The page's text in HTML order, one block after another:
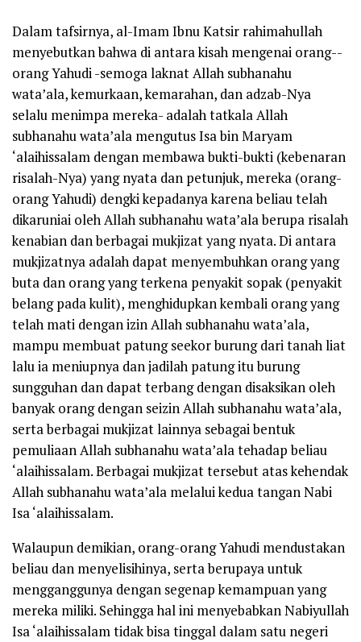
Dalam tafsirnya, al-Imam Ibnu Katsir rahimahullah
menyebutkan bahwa di antara kisah mengenai orang-­
orang Yahudi -semoga laknat Allah subhanahu
wata’ala, kemurkaan, kemarahan, dan adzab-Nya
selalu menimpa mereka- adalah tatkala Allah
subhanahu wata’ala mengutus Isa bin Maryam
‘alaihissalam dengan membawa bukti-­bukti (kebenaran
risalah-Nya) yang nyata dan petunjuk, mereka (orang-
orang Yahudi) dengki kepadanya karena beliau telah
dikaruniai oleh Allah subhanahu wata’alaberupa risalah
kenabian dan berbagai mukjizat yang nyata. Di antara
mukjizatnya adalah dapat menyembuhkan orang yang
buta dan orang yang terkena penyakit sopak (penyakit
belang pada kulit), menghidupkan kembali orang yang
telah mati dengan izin Allah subhanahu wata’ala,
mampu membuat patung seekor burung dari tanah liat
lalu ia meniupnya dan jadilah patung itu burung
sungguhan dan dapat terbang dengan disaksikan oleh
banyak orang dengan seizin Allah subhanahu wata’ala,
serta berbagai mukjizat lainnya sebagai bentuk
pemuliaan Allah subhanahu wata’alatehadap beliau
‘alaihissalam. Berbagai mukjizat tersebut atas kehendak
Allah subhanahu wata’ala melalui kedua tangan Nabi
Isa‘alaihissalam.
Walaupun demikian, orang-orang Yahudi mendustakan
beliau dan menyelisihinya, serta berupaya untuk
mengganggunya dengan segenap kemampuan yang
mereka miliki. Sehingga hal ini menyebabkan Nabiyullah
Isa‘alaihissalamtidak bisa tinggal dalam satu negeri